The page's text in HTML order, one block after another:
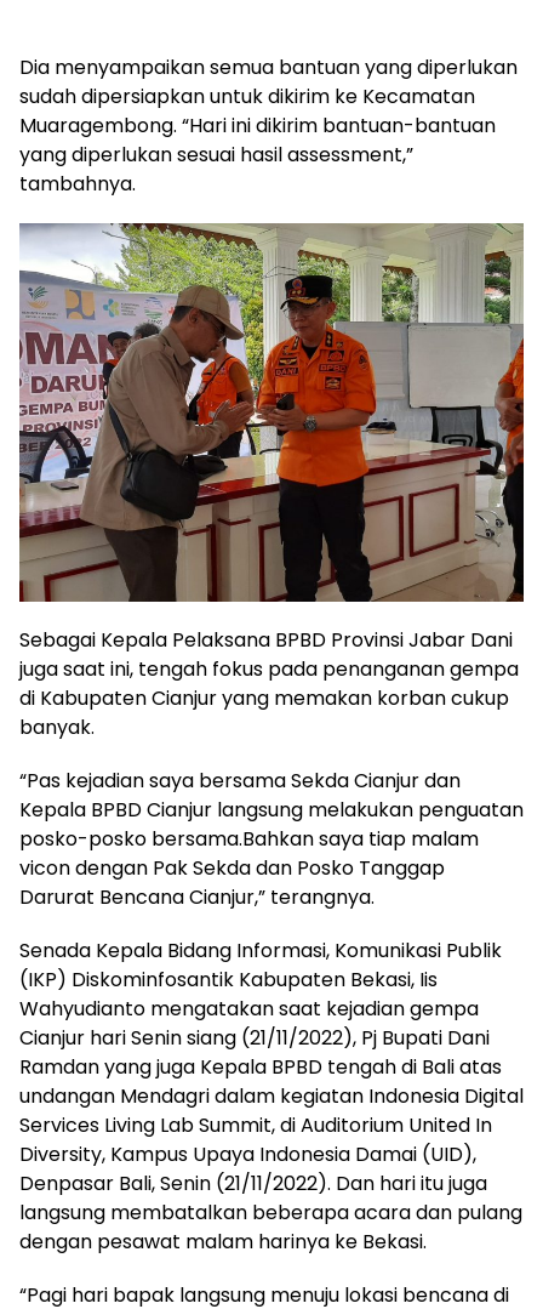
Dia menyampaikan semua bantuan yang diperlukan
sudah dipersiapkan untuk dikirim ke Kecamatan
Muaragembong. “Hari ini dikirim bantuan-bantuan
yang diperlukan sesuai hasil assessment,”
tambahnya.
Sebagai Kepala Pelaksana BPBD Provinsi Jabar Dani
juga saat ini, tengah fokus pada penanganan gempa
di Kabupaten Cianjur yang memakan korban cukup
banyak.
“Pas kejadian saya bersama Sekda Cianjur dan
Kepala BPBD Cianjur langsung melakukan penguatan
posko-posko bersama.Bahkan saya tiap malam
vicon dengan Pak Sekda dan Posko Tanggap
Darurat Bencana Cianjur,” terangnya.
Senada Kepala Bidang Informasi, Komunikasi Publik
(IKP) Diskominfosantik Kabupaten Bekasi, Iis
Wahyudianto mengatakan saat kejadian gempa
Cianjur hari Senin siang (21/11/2022), Pj Bupati Dani
Ramdan yang juga Kepala BPBD tengah di Bali atas
undangan Mendagri dalam kegiatan Indonesia Digital
Services Living Lab Summit, di Auditorium United In
Diversity, Kampus Upaya Indonesia Damai (UID),
Denpasar Bali, Senin (21/11/2022). Dan hari itu juga
langsung membatalkan beberapa acara dan pulang
dengan pesawat malam harinya ke Bekasi.
“Pagi hari bapak langsung menuju lokasi bencana di